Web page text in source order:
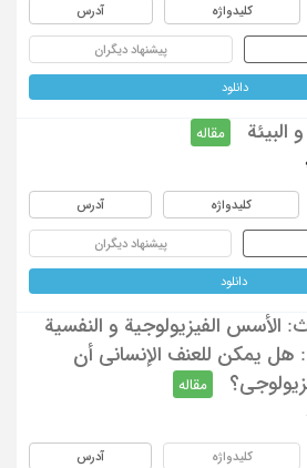
کلیدواژه آدرس
پیشنهاد دیگران
دانلود
البیئة
مقاله
کلیدواژه آدرس
پیشنهاد دیگران
دانلود
الأسس الفیزیولوجیة و النفسیة
هل یمکن للعنف الإنسانی أن
مقاله
کلیدواژه آدرس